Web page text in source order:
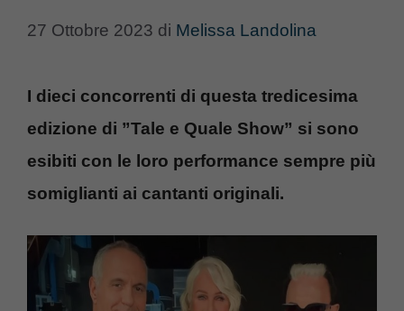
27 Ottobre 2023 di Melissa Landolina
I dieci concorrenti di questa tredicesima
edizione di ”Tale e Quale Show” si sono
esibiti con le loro performance sempre più
somiglianti ai cantanti originali.